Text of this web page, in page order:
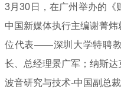
3月30日，在广州举办的《
中国新媒体执行主编谢菁
位代表——深圳大学特聘
长、总经理景广军；纳斯达
波音研究与技术-中国副总裁